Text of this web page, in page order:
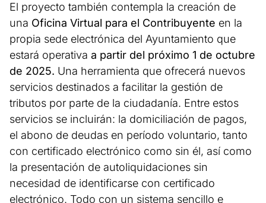
El proyecto también contempla la creación de
una Oficina Virtual para el Contribuyente en la
propia sede electrónica del Ayuntamiento que
estará operativa a partir del próximo 1 de octubre
de 2025. Una herramienta que ofrecerá nuevos
servicios destinados a facilitar la gestión de
tributos por parte de la ciudadanía. Entre estos
servicios se incluirán: la domiciliación de pagos,
el abono de deudas en período voluntario, tanto
con certificado electrónico como sin él, así como
la presentación de autoliquidaciones sin
necesidad de identificarse con certificado
electrónico. Todo con un sistema sencillo e